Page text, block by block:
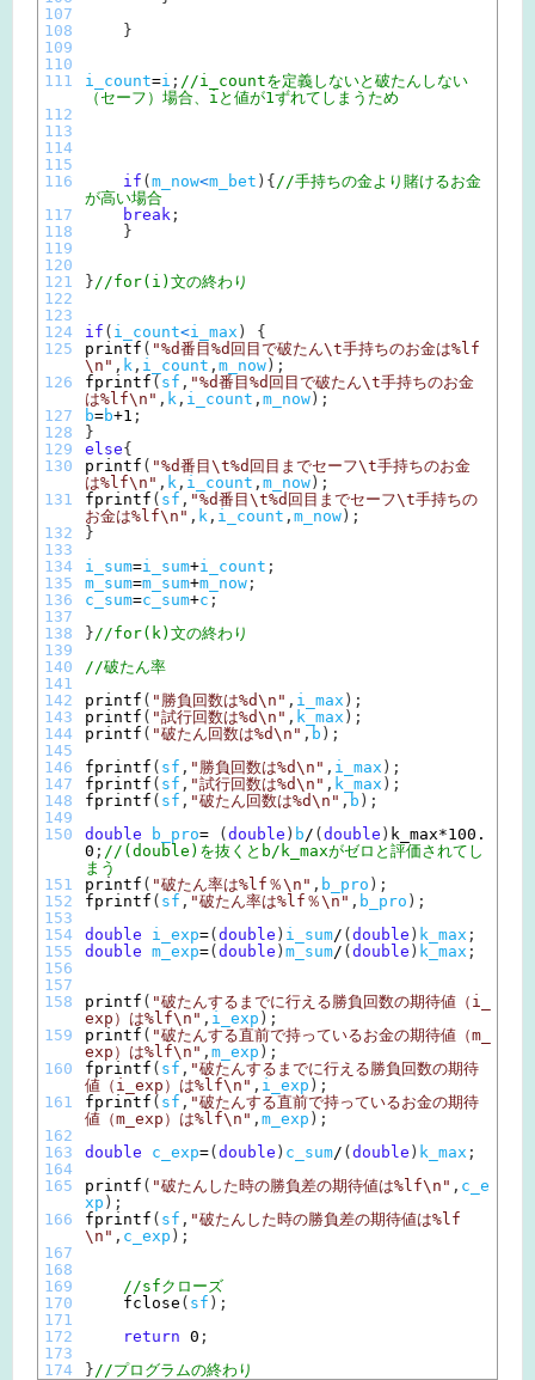
107
108
109
110
111
112
113
114
115
116
117
118
119
120
121
122
123
124
125
126
127
128
129
130
131
132
133
134
135
136
137
138
139
140
141
142
143
144
145
146
147
148
149
150
151
152
153
154
155
156
157
158
159
160
161
162
163
164
165
166
167
168
169
170
171
172
173
174
}
i_count=i ; //i_countを定義しないと破たんしない
（セーフ）場合、iと値が1ずれてしまうため
if (m_now<m_bet ) { //手持ちの金より賭けるお金
が高い場合
break ;
}
} //for(i)文の終わり
if ( i_count<i_max )
{
printf ( "%d番目%d回目で破たん\t手持ちのお金は%lf
\n" , k , i_count , m_now) ;
fprintf ( sf , "%d番目%d回目で破たん\t手持ちのお金
は%lf\n" , k , i_count , m_now) ;
b=b+1 ;
}
else{
printf ( "%d番目\t%d回目までセーフ\t手持ちのお金
は%lf\n" , k , i_count , m_now) ;
fprintf ( sf , "%d番目\t%d回目までセーフ\t手持ちの
お金は%lf\n" , k , i_count , m_now) ;
}
i_sum=i_sum+i_count ;
m_sum=m_sum+m_now ;
c_sum=c_sum+c ;
} //for(k)文の終わり
//破たん率
printf ( "勝負回数は%d\n" , i_max ) ;
printf ( "試行回数は%d\n" , k_max ) ;
printf ( "破たん回数は%d\n" , b ) ;
fprintf ( sf , "勝負回数は%d\n" , i_max ) ;
fprintf ( sf , "試行回数は%d\n" , k_max ) ;
fprintf ( sf , "破たん回数は%d\n" , b ) ;
double
b_pro= (double ) b / (double ) k_max*100.
0 ; //(double)を抜くとb/k_maxがゼロと評価されてし
まう
printf ( "破たん率は%lf％\n" , b_pro ) ;
fprintf ( sf , "破たん率は%lf％\n" , b_pro ) ;
double
i_exp=(double ) i_sum/ (double ) k_max ;
double m_exp=(double ) m_sum/ (double ) k_max ;
printf ( "破たんするまでに行える勝負回数の期待値（i_
exp）は%lf\n" , i_exp ) ;
printf ( "破たんする直前で持っているお金の期待値（m_
exp）は%lf\n" , m_exp ) ;
fprintf ( sf , "破たんするまでに行える勝負回数の期待
値（i_exp）は%lf\n" , i_exp ) ;
fprintf ( sf , "破たんする直前で持っているお金の期待
値（m_exp）は%lf\n" , m_exp ) ;
double
c_exp=(double ) c_sum/ (double ) k_max ;
printf ( "破たんした時の勝負差の期待値は%lf\n" , c_e
xp ) ;
fprintf ( sf , "破たんした時の勝負差の期待値は%lf
\n" , c_exp ) ;
//sfクローズ
fclose ( sf ) ;
return 0 ;
} //プログラムの終わり